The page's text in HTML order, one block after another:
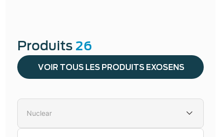
Produits 26
VOIR TOUS LES PRODUITS EXOSENS
Nuclear